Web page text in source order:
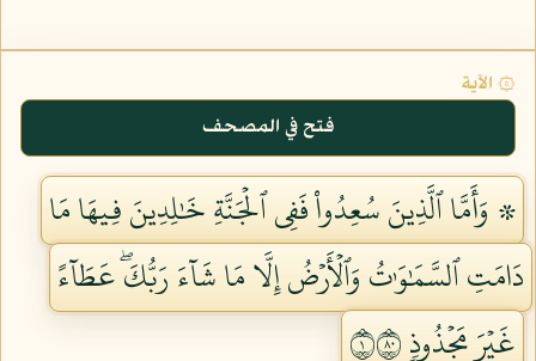
۞ الآية
فتح في المصحف
۞ وَأَمَّا ٱلَّذِينَ سُعِدُواْ فَفِي ٱلۡجَنَّةِ خَٰلِدِينَ فِيهَا مَا
دَامَتِ ٱلسَّمَٰوَٰتُ وَٱلۡأَرۡضُ إِلَّا مَا شَآءَ رَبُّكَۖ عَطَآءً
غَيۡرَ مَجۡذُوذٖ ١٠٨